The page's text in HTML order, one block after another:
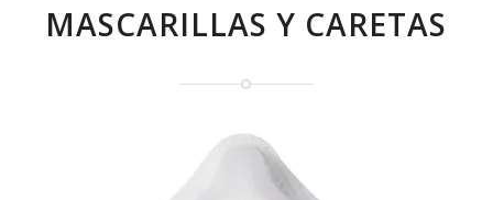
MASCARILLAS Y CARETAS